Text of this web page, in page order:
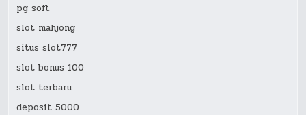
pg soft
slot mahjong
situs slot777
slot bonus 100
slot terbaru
deposit 5000